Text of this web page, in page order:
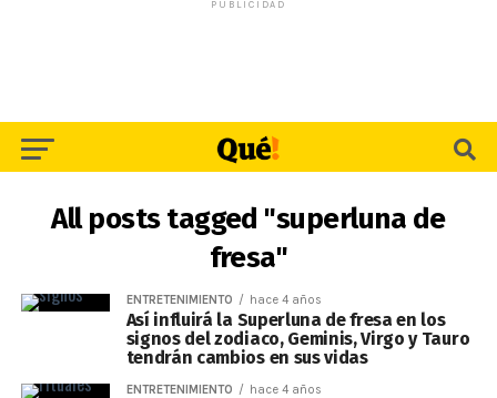
PUBLICIDAD
All posts tagged "superluna de
fresa"
ENTRETENIMIENTO hace 4 años
Así influirá la Superluna de fresa en los
signos del zodiaco, Geminis, Virgo y Tauro
tendrán cambios en sus vidas
ENTRETENIMIENTO hace 4 años